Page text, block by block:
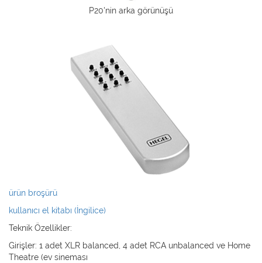
P20'nin arka görünüşü
ürün broşürü
kullanıcı el kitabı (İngilice)
Teknik Özellikler:
Girişler: 1 adet XLR balanced, 4 adet RCA unbalanced ve Home
Theatre (ev sineması